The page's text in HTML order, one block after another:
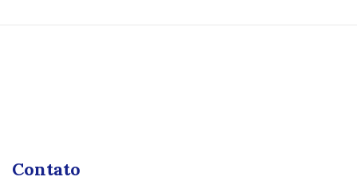
Contato